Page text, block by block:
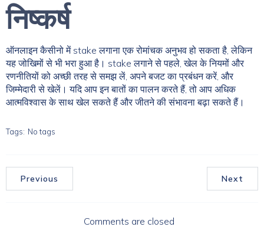
निष्कर्ष
ऑनलाइन कैसीनो में stake लगाना एक रोमांचक अनुभव हो सकता है, लेकिन
यह जोखिमों से भी भरा हुआ है। stake लगाने से पहले, खेल के नियमों और
रणनीतियों को अच्छी तरह से समझ लें, अपने बजट का प्रबंधन करें, और
जिम्मेदारी से खेलें। यदि आप इन बातों का पालन करते हैं, तो आप अधिक
आत्मविश्वास के साथ खेल सकते हैं और जीतने की संभावना बढ़ा सकते हैं।
Tags: No tags
Previous Next
Comments are closed